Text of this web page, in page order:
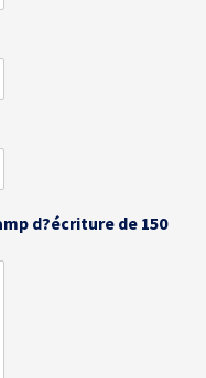
d?écriture de 150